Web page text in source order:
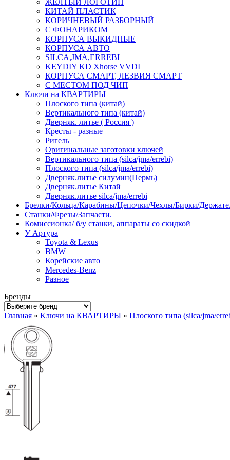
ЖЕЛТЫЙ ЛОГОТИП
КИТАЙ ПЛАСТИК
КОРИЧНЕВЫЙ РАЗБОРНЫЙ
С ФОНАРИКОМ
КОРПУСА ВЫКИДНЫЕ
КОРПУСА АВТО
SILCA,JMA,ERREBI
KEYDIY KD Xhorse VVDI
КОРПУСА СМАРТ, ЛЕЗВИЯ СМАРТ
С МЕСТОМ ПОД ЧИП
Ключи на КВАРТИРЫ
Плоского типа (китай)
Вертикального типа (китай)
Дверняк. литье ( Россия )
Кресты - разные
Ригель
Оригинальные заготовки ключей
Вертикального типа (silca/jma/errebi)
Плоского типа (silca/jma/errebi)
Дверняк.литье силумин(Пермь)
Дверняк.литье Китай
Дверняк.литье silca/jma/errebi
Брелки/Кольца/Карабины/Цепочки/Чехлы/Бирки/
Станки/Фрезы/Запчасти.
Комиссионка/ б/у станки, аппараты со скидкой
У Артура
Toyota & Lexus
BMW
Корейские авто
Mercedes-Benz
Разное
Бренды
Главная » Ключи на КВАРТИРЫ » Плоского типа (silca/jma/